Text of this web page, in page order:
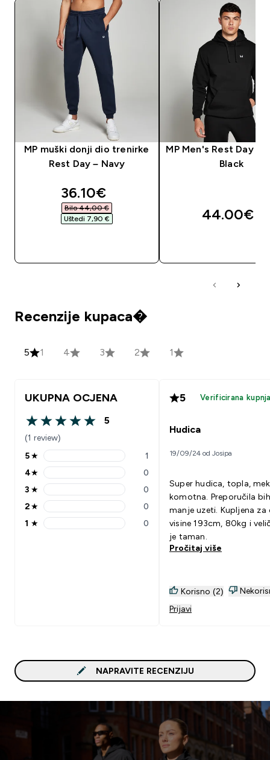
MP muški donji dio trenirke
Rest Day – Navy
discounted price
36.10€‎
Bilo 44,00 €‎
Uštedi 7,90 €‎
MP Men's Rest Day
Black
44.00€‎
Recenzije kupaca�
5 1 4 3 2 1
UKUPNA OCJENA
5 out of 5 stars
5
(1 review)
5 stars rating 1 reviews
5★ 1
4 stars rating 0 reviews
4★ 0
3 stars rating 0 reviews
3 ★ 0
2 stars rating 0 reviews
2★ 0
1 stars rating 0 reviews
1 ★ 0
5 Verificirana
Hudica
19/09/24 od Josipa
Super hudica, topla,
komotna. Preporučila
manje uzeti. Kupljena za
visine 193cm, 80kg i
je taman.
Pročitaj više
Korisno (2)
Prijavi
NAPRAVITE RECENZIJU